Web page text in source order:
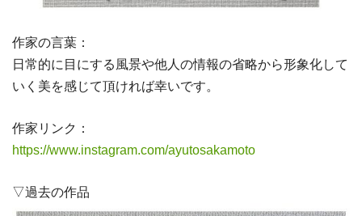
作家の言葉：
日常的に目にする風景や他人の情報の省略から形象化して
いく美を感じて頂ければ幸いです。
作家リンク：
https://www.instagram.com/ayutosakamoto
▽過去の作品